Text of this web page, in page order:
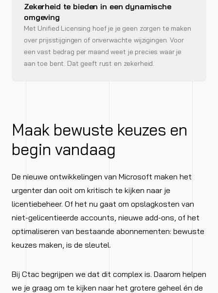
Zekerheid te bieden in een dynamische
omgeving
Met Unified Licensing hoef je je geen zorgen te maken
over prijsstijgingen of onverwachte wijzigingen. Voor
een vast bedrag per maand weet je precies waar je
aan toe bent. Dat geeft rust en zekerheid.
Maak bewuste keuzes en
begin vandaag
De nieuwe ontwikkelingen van Microsoft maken het
urgenter dan ooit om kritisch te kijken naar je
licentiebeheer. Of het nu gaat om opslagkosten van
niet-gelicentieerde accounts, nieuwe add-ons, of het
optimaliseren van bestaande abonnementen: bewuste
keuzes maken, is de sleutel.
Bij Ctac begrijpen we dat dit complex is. Daarom helpen
we je graag om te kijken naar het grotere geheel én de